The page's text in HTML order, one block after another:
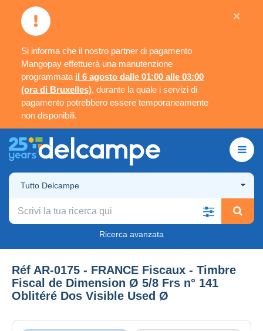
Si informa che il nostro partner di pagamento
Mangopay effettuerà una manutenzione
programmata il 6 agosto dalle 01:00 alle 03:00
(ora di Bruxelles), durante la quale i servizi di
pagamento potrebbero essere temporaneamente
non disponibili.
×
Tutto Delcampe
Ricerca avanzata
Réf AR-0175 - FRANCE Fiscaux - Timbre
Fiscal de Dimension Ø 5/8 Frs n° 141
Oblitéré Dos Visible Used Ø